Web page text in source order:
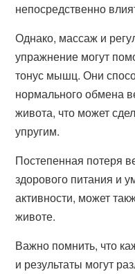
непосредственно
Однако, массаж и
упражнение могут
тонус мышц. Они
нормального обмена
живота, что может
упругим.
Постепенная потеря
здорового питания и
активности, может
животе.
Важно помнить, что
и результаты могут